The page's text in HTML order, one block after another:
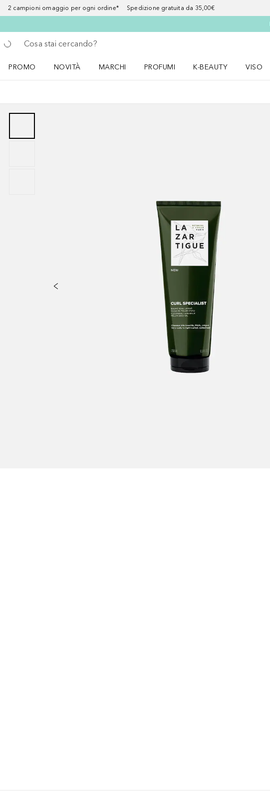
2 campioni omaggio per ogni ordine* Spedizione gratuita da 35,00€
Torna indietro
Esegui ricerca
PROMO
NOVITÀ
MARCHI
PROFUMI
K-BEAUTY
VISO